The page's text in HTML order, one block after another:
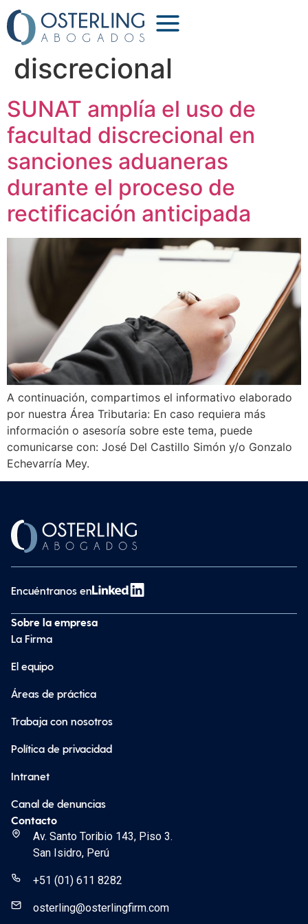
Etiqueta:facultad
discrecional
SUNAT amplía el uso de
facultad discrecional en
sanciones aduaneras
durante el proceso de
rectificación anticipada
A continuación, compartimos el informativo elaborado
por nuestra Área Tributaria: En caso requiera más
información o asesoría sobre este tema, puede
comunicarse con: José Del Castillo Simón y/o Gonzalo
Echevarría Mey.
Encuéntranos en
Sobre la empresa
La Firma
El equipo
Áreas de práctica
Trabaja con nosotros
Política de privacidad
Intranet
Canal de denuncias
Contacto
Av. Santo Toribio 143, Piso 3.
San Isidro, Perú
+51 (01) 611 8282
osterling@osterlingfirm.com